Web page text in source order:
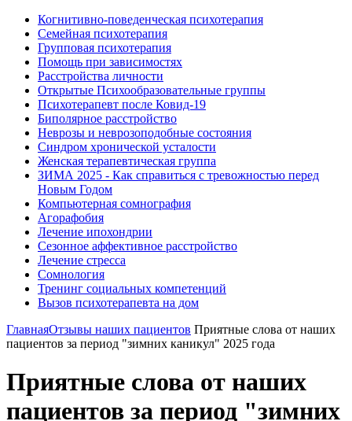
Когнитивно-поведенческая психотерапия
Семейная психотерапия
Групповая психотерапия
Помощь при зависимостях
Расстройства личности
Открытые Психообразовательные группы
Психотерапевт после Ковид-19
Биполярное расстройство
Неврозы и неврозоподобные состояния
Синдром хронической усталости
Женская терапевтическая группа
ЗИМА 2025 - Как справиться с тревожностью перед
Новым Годом
Компьютерная сомнография
Агорафобия
Лечение ипохондрии
Сезонное аффективное расстройство
Лечение стресса
Сомнология
Тренинг социальных компетенций
Вызов психотерапевта на дом
ГлавнаяОтзывы наших пациентов Приятные слова от наших
пациентов за период "зимних каникул" 2025 года
Приятные слова от наших
пациентов за период "зимних